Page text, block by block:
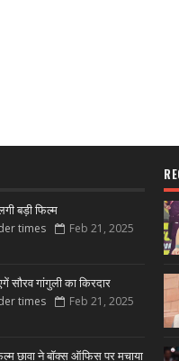
बड़ी फिल्म
times Feb 21, 2025
सौरव गांगुली का किरदार
times Feb 21, 2025
छावा ने बॉक्स ऑफिस पर मचाया